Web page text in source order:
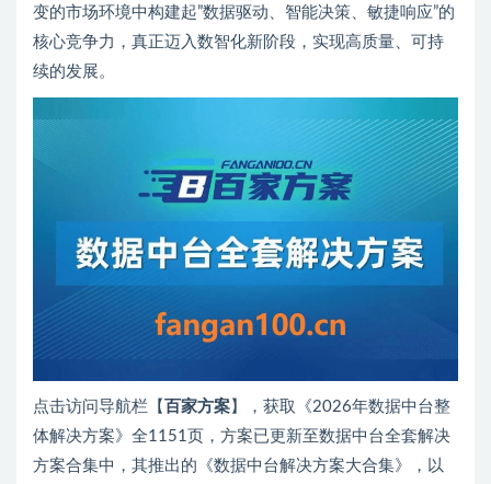
变的市场环境中构建起”数据驱动、智能决策、敏捷响应”的
核心竞争力，真正迈入数智化新阶段，实现高质量、可持
续的发展。
点击访问导航栏【 百家方案 】，获取《2026年数据中台整
体解决方案》全1151页，方案已更新至数据中台全套解决
方案合集中，其推出的《数据中台解决方案大合集》，以